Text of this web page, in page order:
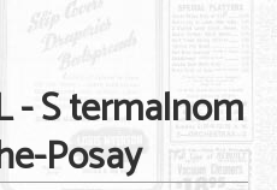
- S termalnom
Posay